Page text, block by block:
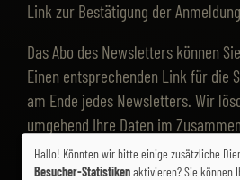
Link zur Bestätigung der
Das Abo des Newsletters können
Einen entsprechenden Link für die
am Ende jedes Newsletters. Wir
umgehend Ihre Daten im
Newsletterversand.
Hallo! Könnten wir bitte einige zusätzliche
Besucher-Statistikenaktivieren? Sie können